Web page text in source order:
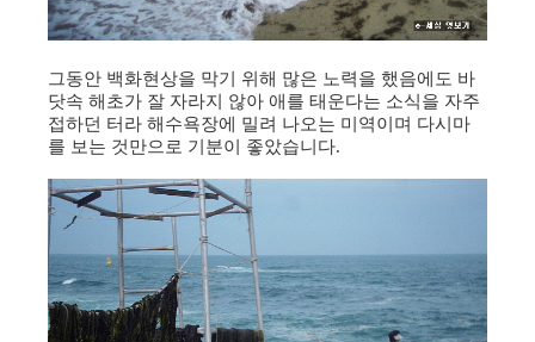
그동안 백화현상을 막기 위해 많은 노력을 했음에도 바
닷속 해초가 잘 자라지 않아 애를 태운다는 소식을 자주
접하던 터라 해수욕장에 밀려 나오는 미역이며 다시마
를 보는 것만으로 기분이 좋았습니다.